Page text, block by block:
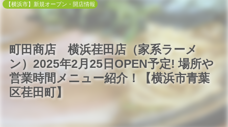
町田商店 横浜荏田店（家系ラーメ
ン）2025年2月25日OPEN予定! 場所や
営業時間メニュー紹介！【横浜市青葉
区荏田町】
【横浜市】新規オープン・開店情報